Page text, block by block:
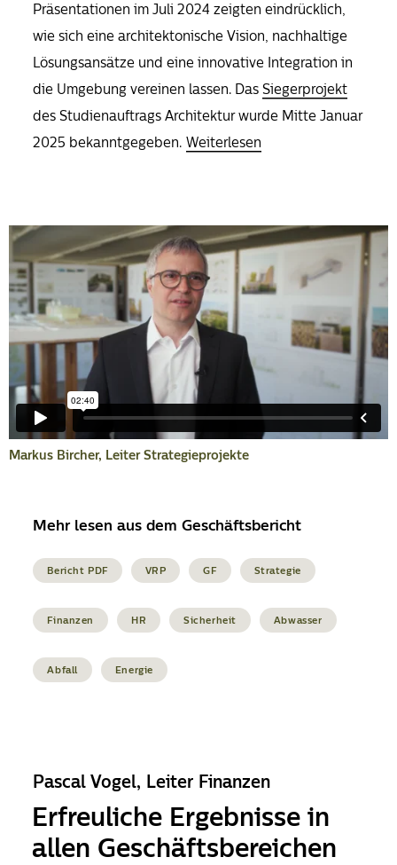
Präsentationen im Juli 2024 zeigten eindrücklich,
wie sich eine architektonische Vision, nachhaltige
Lösungsansätze und eine innovative Integration in
die Umgebung vereinen lassen. DasSiegerprojekt
des Studienauftrags Architektur wurde Mitte Januar
2025 bekanntgegeben. Weiterlesen
Markus Bircher, Leiter Strategieprojekte
Mehr lesen aus dem Geschäftsbericht
Bericht PDF VRP GF Strategie
Finanzen HR Sicherheit Abwasser
Abfall Energie
Pascal Vogel, Leiter Finanzen
Erfreuliche Ergebnisse in
allen Geschäfts­bereichen